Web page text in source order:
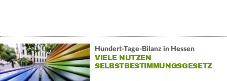
Hundert-Tage-Bilanz in Hessen
VIELE NUTZEN
SELBSTBESTIMMUNGSGESETZ